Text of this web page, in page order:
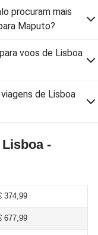
procuram mais
Maputo?
voos de Lisboa
de Lisboa
-
374,99
677,99